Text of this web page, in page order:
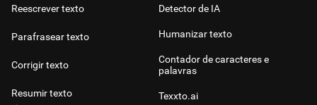
Reescrever texto
Parafrasear texto
Corrigir texto
Resumir texto
Detector de IA
Humanizar texto
Contador de caracteres e
palavras
Texxto.ai